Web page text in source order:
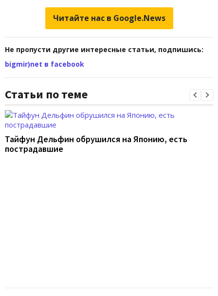
Читайте нас в Google.News
Не пропусти другие интересные статьи, подпишись:
bigmir)net в facebook
Статьи по теме
Тайфун Дельфин обрушился на Японию, есть
пострадавшие